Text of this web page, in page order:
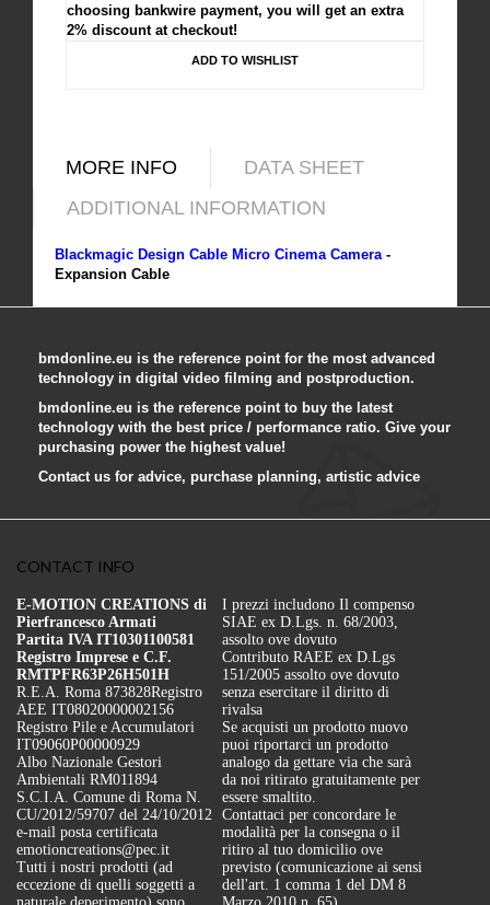
choosing bankwire payment, you will get an extra
2% discount at checkout!
ADD TO WISHLIST
MORE INFO
DATA SHEET
ADDITIONAL INFORMATION
Blackmagic Design Cable Micro Cinema Camera -
Expansion Cable
bmdonline.eu is the reference point for the most advanced
technology in digital video filming and postproduction.
bmdonline.eu is the reference point to buy the latest
technology with the best price / performance ratio. Give your
purchasing power the highest value!
Contact us for advice, purchase planning, artistic advice
CONTACT INFO
E-MOTION CREATIONS di
Pierfrancesco Armati
Partita IVA IT10301100581
Registro Imprese e C.F.
RMTPFR63P26H501H
R.E.A. Roma 873828Registro
AEE IT08020000002156
Registro Pile e Accumulatori
IT09060P00000929
Albo Nazionale Gestori
Ambientali RM011894
S.C.I.A. Comune di Roma N.
CU/2012/59707 del 24/10/2012
e-mail posta certificata
emotioncreations@pec.it
Tutti i nostri prodotti (ad
eccezione di quelli soggetti a
I prezzi includono Il compenso
SIAE ex D.Lgs. n. 68/2003,
assolto ove dovuto
Contributo RAEE ex D.Lgs
151/2005 assolto ove dovuto
senza esercitare il diritto di
rivalsa
Se acquisti un prodotto nuovo
puoi riportarci un prodotto
analogo da gettare via che sarà
da noi ritirato gratuitamente per
essere smaltito.
Contattaci per concordare le
modalità per la consegna o il
ritiro al tuo domicilio ove
previsto (comunicazione ai sensi
dell'art. 1 comma 1 del DM 8